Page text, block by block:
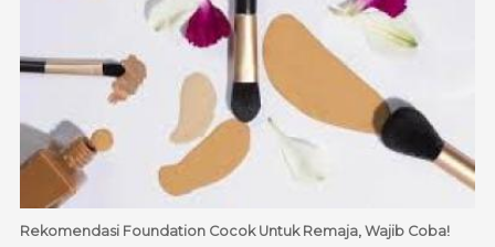
Rekomendasi Foundation Cocok Untuk Remaja, Wajib Coba!